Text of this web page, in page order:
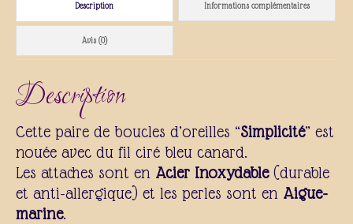
Description Informations complémentaires
Avis (0)
Description
Cette paire de boucles d’oreilles “Simplicité” est
nouée avec du fil ciré bleu canard.
Les attaches sont en Acier Inoxydable(durable
et anti-allergique) et les perles sont en Aigue-
marine.